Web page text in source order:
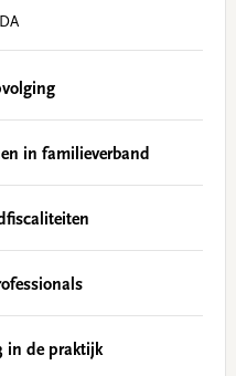
in familieverband
in de praktijk